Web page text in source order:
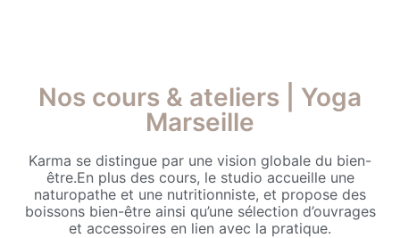
Nos cours & ateliers | Yoga
Marseille
Karma se distingue par une vision globale du bien-
être.En plus des cours, le studio accueille une
naturopathe et une nutritionniste, et propose des
boissons bien-être ainsi qu’une sélection d’ouvrages
et accessoires en lien avec la pratique.